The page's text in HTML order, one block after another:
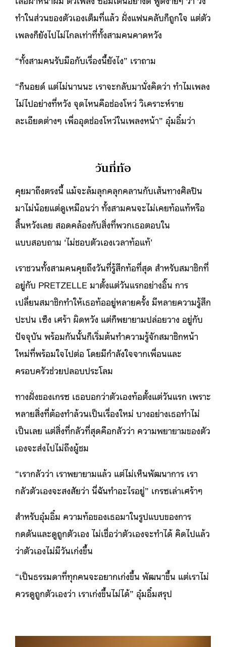
ทำในส่วนของตัวเองเต็มที่แล้ว ฝั่งแฟนคลับก็ถูกใจ แต่ตัว
เพลงก็ยังไปไม่ไกลเท่าที่ทั้งสามคนคาดหวัง
“ทั้งสามคนรับมือกับเรื่องนี้ยังไง” เราถาม
“ก็นอยด์ แต่ไม่นานนะ เราจะกลับมานั่งคิดว่า ทำไมเพลง
ไม่ไปอย่างที่หวัง จุดไหนคือช่องโหว่ วิเคราะห์ราย
ละเอียดต่างๆ เพื่ออุดช่องโหว่ในเพลงหน้า” อุ๋มอิ๋มว่า
วันที่ท้อ
คุยมาถึงตรงนี้ แม้จะล้มลุกคลุกคลานกับเส้นทางศิลปิน
มาไม่น้อยแต่ดูเหมือนว่า ทั้งสามคนจะไม่เคยท้อแท้หรือ
สิ้นหวังเลย สอดคล้องกับสิ่งที่พวกเธอตอบใน
แบบสอบถาม ‘ไม่ชอบตัวเองเวลาท้อแท้’
เราชวนทั้งสามคนคุยถึงวันที่รู้สึกท้อที่สุด สำหรับสมาชิกที่
อยู่กับ PRETZELLE มาตั้งแต่วันแรกอย่างอิ๊น การ
เปลี่ยนสมาชิกทำให้เธอท้ออยู่หลายครั้ง มีหลายความรู้สึก
ปะปน เซ็ง เศร้า ผิดหวัง แต่ก็พยายามปล่อยวาง อยู่กับ
ปัจจุบัน พร้อมกันนั้นก็เริ่มต้นทำความรู้จักสมาชิกหน้า
ใหม่ที่พร้อมใจไปต่อ โดยมีกำลังใจจากเพื่อนและ
ครอบครัวช่วยปลอบประโลม
ทางฝั่งของเกรซ เธอบอกว่าตัวเองท้อตั้งแต่วันแรก เพราะ
หลายสิ่งที่ต้องทำล้วนเป็นเรื่องใหม่ บางอย่างเธอทำไม่
เป็นเลย แต่สิ่งที่กลัวที่สุดคือกลัวว่า ความพยายามของตัว
เองจะส่งไปไม่ถึงผู้ชม
“เรากลัวว่า เราพยายามแล้ว แต่ไม่เห็นพัฒนาการ เรา
กลัวตัวเองจะสงสัยว่า นี่ฉันทำอะไรอยู่” เกรซเล่าเศร้าๆ
สำหรับอุ๋มอิ๋ม ความท้อของเธอมาในรูปแบบของการ
กดดันและดูถูกตัวเอง ไม่เชื่อว่าตัวเองจะทำได้ คิดไปแล้ว
ว่าตัวเองไม่มีวันเก่งขึ้น
“เป็นธรรมดาที่ทุกคนจะอยากเก่งขึ้น พัฒนาขึ้น แต่เราไม่
ควรดูถูกตัวเองว่า เราเก่งขึ้นไม่ได้” อุ๋มอิ๋มสรุป